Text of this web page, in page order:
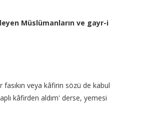
Müslümanların ve gayr-i
veya kâfirin sözü de kabul
kâfirden aldım' derse, yemesi